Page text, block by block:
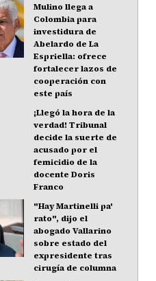
Mulino llega a
Colombia para
investidura de
Abelardo de La
Espriella: ofrece
fortalecer lazos de
cooperación con
este país
¡Llegó la hora de la
verdad! Tribunal
decide la suerte de
acusado por el
femicidio de la
docente Doris
Franco
"Hay Martinelli pa'
rato", dijo el
abogado Vallarino
sobre estado del
expresidente tras
cirugía de columna